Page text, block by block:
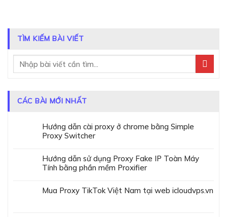
TÌM KIẾM BÀI VIẾT
CÁC BÀI MỚI NHẤT
Hướng dẫn cài proxy ở chrome bằng Simple
Proxy Switcher
Hướng dẫn sử dụng Proxy Fake IP Toàn Máy
Tính bằng phần mềm Proxifier
Mua Proxy TikTok Việt Nam tại web icloudvps.vn